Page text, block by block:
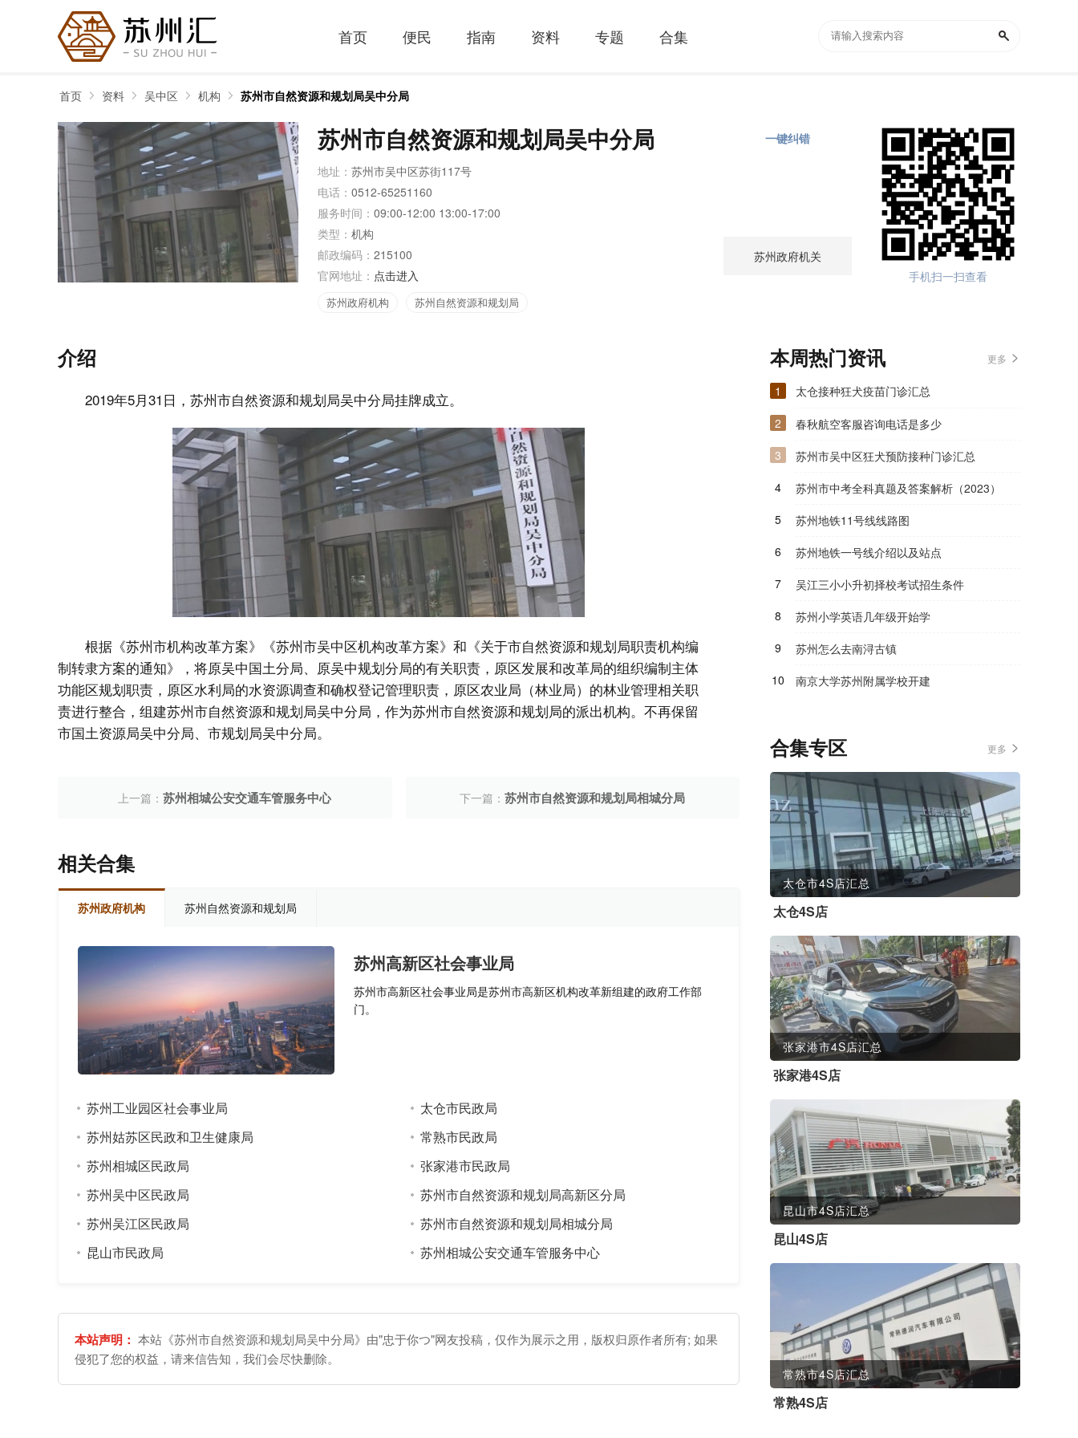
首页 便民 指南 资料 专题 合集
首页 资料 吴中区 机构 苏州市自然资源和规划局吴中分局
手机扫一扫查看
苏州市自然资源和规划局吴中分局
地址： 苏州市吴中区苏街117号
电话： 0512-65251160
服务时间： 09:00-12:00 13:00-17:00
类型： 机构
邮政编码： 215100
官网地址： 点击进入
苏州政府机构 苏州自然资源和规划局
苏州政府机关
一键纠错
介绍
2019年5月31日，苏州市自然资源和规划局吴中分局挂牌成立。
根据《苏州市机构改革方案》《苏州市吴中区机构改革方案》和《关于市自然资源和规划局职责机构编
制转隶方案的通知》，将原吴中国土分局、原吴中规划分局的有关职责，原区发展和改革局的组织编制主体
功能区规划职责，原区水利局的水资源调查和确权登记管理职责，原区农业局（林业局）的林业管理相关职
责进行整合，组建苏州市自然资源和规划局吴中分局，作为苏州市自然资源和规划局的派出机构。不再保留
市国土资源局吴中分局、市规划局吴中分局。
上一篇：苏州相城公安交通车管服务中心 下一篇：苏州市自然资源和规划局相城分局
相关合集
苏州政府机构 苏州自然资源和规划局
苏州高新区社会事业局
苏州市高新区社会事业局是苏州市高新区机构改革新组建的政府工作部
门。
苏州工业园区社会事业局
苏州姑苏区民政和卫生健康局
苏州相城区民政局
苏州吴中区民政局
苏州吴江区民政局
昆山市民政局
太仓市民政局
常熟市民政局
张家港市民政局
苏州市自然资源和规划局高新区分局
苏州市自然资源和规划局相城分局
苏州相城公安交通车管服务中心
本站声明： 本站《苏州市自然资源和规划局吴中分局》由"忠于你つ"网友投稿，仅作为展示之用，版权归原作者所有; 如果
侵犯了您的权益，请来信告知，我们会尽快删除。
本周热门资讯 更多
1
太仓接种狂犬疫苗门诊汇总
2
春秋航空客服咨询电话是多少
3
苏州市吴中区狂犬预防接种门诊汇总
4
苏州市中考全科真题及答案解析（2023）
5
苏州地铁11号线线路图
6
苏州地铁一号线介绍以及站点
7
吴江三小小升初择校考试招生条件
8
苏州小学英语几年级开始学
9
苏州怎么去南浔古镇
10
南京大学苏州附属学校开建
合集专区 更多
太仓市4S店汇总
太仓4S店
张家港市4S店汇总
张家港4S店
昆山市4S店汇总
昆山4S店
常熟市4S店汇总
常熟4S店